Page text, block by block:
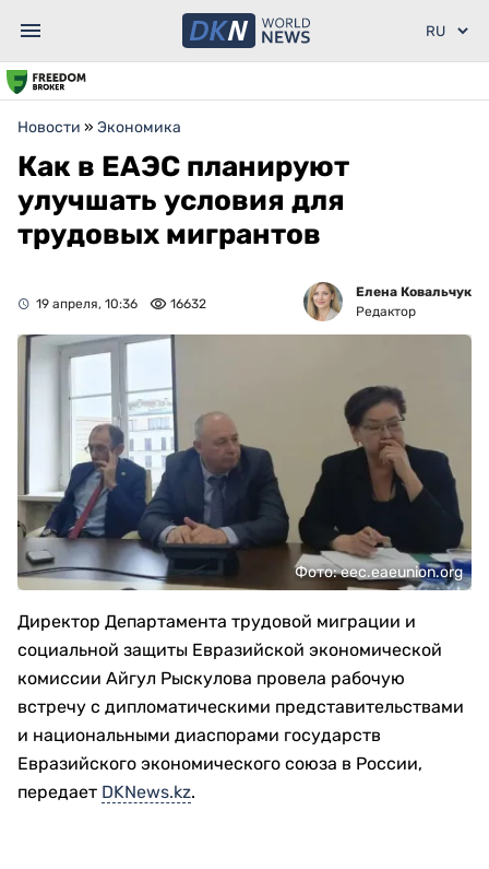
Новости » Экономика
Как в ЕАЭС планируют
улучшать условия для
трудовых мигрантов
19 апреля, 10:36 16632
Елена Ковальчук
Редактор
Фото: eec.eaeunion.org
Директор Департамента трудовой миграции и
социальной защиты Евразийской экономической
комиссии Айгул Рыскулова провела рабочую
встречу с дипломатическими представительствами
и национальными диаспорами государств
Евразийского экономического союза в России,
передает DKNews.kz.